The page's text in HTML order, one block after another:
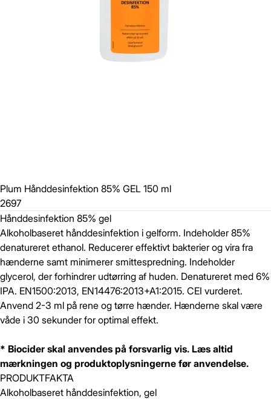
Plum Hånddesinfektion 85% GEL 150 ml
2697
Hånddesinfektion 85% gel
Alkoholbaseret hånddesinfektion i gelform. Indeholder 85%
denatureret ethanol. Reducerer effektivt bakterier og vira fra
hænderne samt minimerer smittespredning. Indeholder
glycerol, der forhindrer udtørring af huden. Denatureret med 6%
IPA. EN1500:2013, EN14476:2013+A1:2015. CEI vurderet.
Anvend 2-3 ml på rene og tørre hænder. Hænderne skal være
våde i 30 sekunder for optimal effekt.
* Biocider skal anvendes på forsvarlig vis. Læs altid
mærkningen og produktoplysningerne før anvendelse.
PRODUKTFAKTA
Alkoholbaseret hånddesinfektion, gel